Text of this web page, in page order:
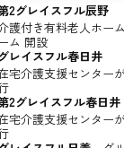
2グレイスフル辰野
護付き有料老人ホー
ム 開設
グレイスフル春日井
宅介護支援センター
2グレイスフル春日井
宅介護支援センター